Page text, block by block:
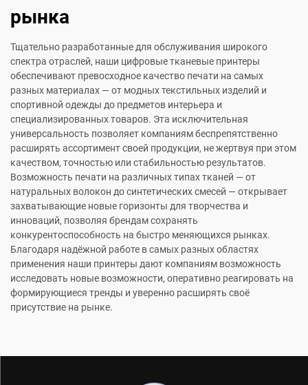
рынка
Тщательно разработанные для обслуживания широкого
спектра отраслей, наши цифровые тканевые принтеры
обеспечивают превосходное качество печати на самых
разных материалах — от модных текстильных изделий и
спортивной одежды до предметов интерьера и
специализированных товаров. Эта исключительная
универсальность позволяет компаниям беспрепятственно
расширять ассортимент своей продукции, не жертвуя при этом
качеством, точностью или стабильностью результатов.
Возможность печати на различных типах тканей — от
натуральных волокон до синтетических смесей — открывает
захватывающие новые горизонты для творчества и
инноваций, позволяя брендам сохранять
конкурентоспособность на быстро меняющихся рынках.
Благодаря надёжной работе в самых разных областях
применения наши принтеры дают компаниям возможность
исследовать новые возможности, оперативно реагировать на
формирующиеся тренды и уверенно расширять своё
присутствие на рынке.